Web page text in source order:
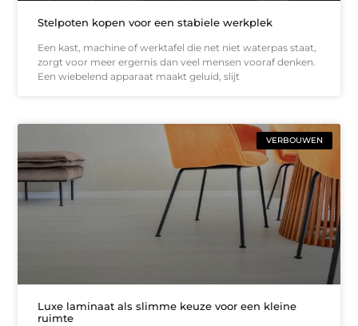
Stelpoten kopen voor een stabiele werkplek
Een kast, machine of werktafel die net niet waterpas staat,
zorgt voor meer ergernis dan veel mensen vooraf denken.
Een wiebelend apparaat maakt geluid, slijt
VERBOUWEN
Luxe laminaat als slimme keuze voor een kleine
ruimte